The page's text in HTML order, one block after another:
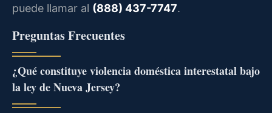
puede llamar al (888) 437-7747.
Preguntas Frecuentes
¿Qué constituye violencia doméstica interestatal bajo
la ley de Nueva Jersey?